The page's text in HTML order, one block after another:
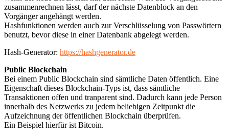
zusammenrechnen lässt, darf der nächste Datenblock an den
Vorgänger angehängt werden.
Hashfunktionen werden auch zur Verschlüsselung von Passwörtern
benutzt, bevor diese in einer Datenbank abgelegt werden.
Hash-Generator: https://hashgenerator.de
Public Blockchain
Bei einem Public Blockchain sind sämtliche Daten öffentlich. Eine
Eigenschaft dieses Blockchain-Typs ist, dass sämtliche
Transaktionen offen und tranparent sind. Dadurch kann jede Person
innerhalb des Netzwerks zu jedem beliebigen Zeitpunkt die
Aufzeichnung der öffentlichen Blockchain überprüfen.
Ein Beispiel hierfür ist Bitcoin.